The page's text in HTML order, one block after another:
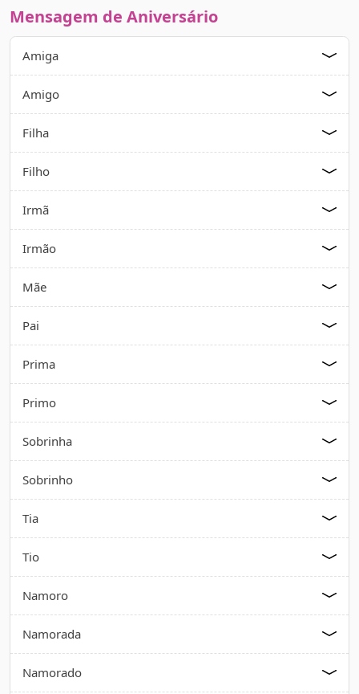
Mensagem de Aniversário
Amiga
Amigo
Filha
Filho
Irmã
Irmão
Mãe
Pai
Prima
Primo
Sobrinha
Sobrinho
Tia
Tio
Namoro
Namorada
Namorado